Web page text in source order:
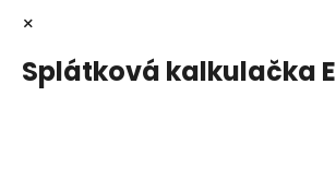
×
Splátková kalkulačka